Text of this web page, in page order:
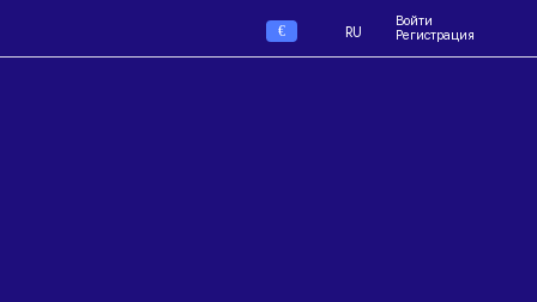
€ RU
Войти
Регистрация